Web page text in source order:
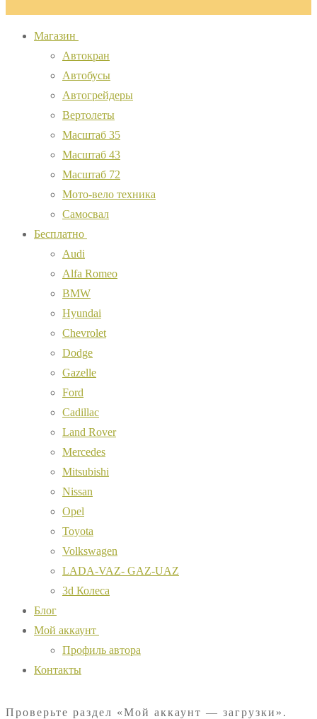
Магазин
Автокран
Автобусы
Автогрейдеры
Вертолеты
Масштаб 35
Масштаб 43
Масштаб 72
Мото-вело техника
Самосвал
Бесплатно
Audi
Alfa Romeo
BMW
Hyundai
Chevrolet
Dodge
Gazelle
Ford
Cadillac
Land Rover
Mercedes
Mitsubishi
Nissan
Opel
Toyota
Volkswagen
LADA-VAZ- GAZ-UAZ
3d Колеса
Блог
Мой аккаунт
Профиль автора
Контакты
Проверьте раздел «Мой аккаунт — загрузки».